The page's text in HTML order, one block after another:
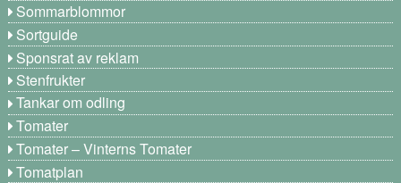
Sommarblommor
Sortguide
Sponsrat av reklam
Stenfrukter
Tankar om odling
Tomater
Tomater – Vinterns Tomater
Tomatplan